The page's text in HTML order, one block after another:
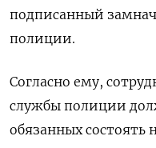
подписанный
полиции.
Согласно ему,
службы полиции
обязанных состоять